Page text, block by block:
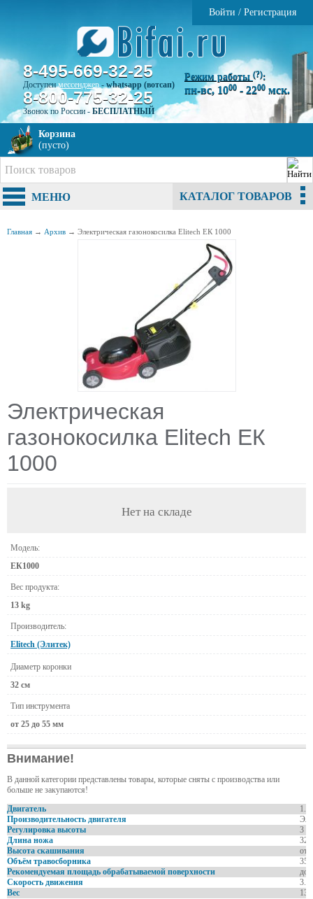
Войти / Регистрация
8-495-669-32-25
Доступенмессенджер-whatsapp (вотсап)
8-800-775-32-25
Звонок по России - БЕСПЛАТНЫЙ
Режим работы (?):
пн-вс, 1000 - 2200 мск.
Корзина
(пусто)
МЕНЮ КАТАЛОГ ТОВАРОВ
Главная → Архив → Электрическая газонокосилка Elitech ЕК 1000
Электрическая
газонокосилка Elitech ЕК
1000
Нет на складе
Модель:
ЕК1000
Вес продукта:
13 kg
Производитель:
Elitech (Элитек)
Диаметр коронки
32 см
Тип инструмента
от 25 до 55 мм
Внимание!
В данной категории представлены товары, которые сняты с производства или
больше не закупаются!
Двигатель
1.0
Производительность двигателя
Регулировка высоты
3
Длина ножа
32
Высота скашивания
от
Объём травосборника
35
Рекомендуемая площадь обрабатываемой поверхности
до
Скорость движения
3.8
Вес
13